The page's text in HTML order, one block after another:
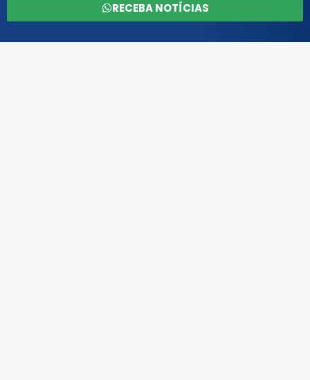
RECEBA NOTÍCIAS